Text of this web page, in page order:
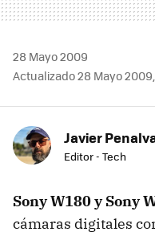
28 Mayo 2009
Actualizado 28 Mayo
Javier
Editor - Tech
Sony W180 y Sony
cámaras digitales